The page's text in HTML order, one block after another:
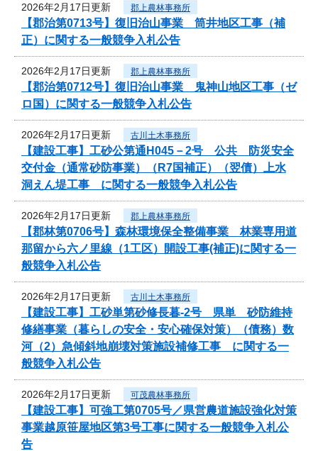
2026年2月17日更新 郡上農林事務所
【郡治第0713号】復旧治山事業 筒井地区工事（補
正）に関する一般競争入札公告
2026年2月17日更新 郡上農林事務所
【郡治第0712号】復旧治山事業 鬼神山地区工事（ゼ
ロ国）に関する一般競争入札公告
2026年2月17日更新 古川土木事務所
【建設工事】工砂公第通H045－2号 公共 防災安全
交付金（通常砂防事業）（R7国補正）（翌債）上水
洞えん堤工事 に関する一般競争入札公告
2026年2月17日更新 郡上農林事務所
【郡林第0706号】森林環境保全整備事業 林業専用道
那留から六ノ里線（1工区）開設工事(補正)に関する一
般競争入札公告
2026年2月17日更新 古川土木事務所
【建設工事】工砂単第砂修長暮-2号 県単 砂防維持
修繕事業（暮らしの安全・安心確保対策）（債務）数
河（2）急傾斜地崩壊対策施設補修工事 に関する一
般競争入札公告
2026年2月17日更新 可茂農林事務所
【建設工事】可強工第0705号／県営農道施設強化対策
事業越原笹屋地区第3号工事に関する一般競争入札公
告